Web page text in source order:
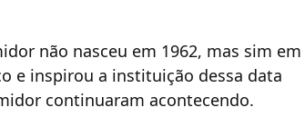
não nasceu em 1962, mas sim em
e inspirou a instituição dessa data
continuaram acontecendo.